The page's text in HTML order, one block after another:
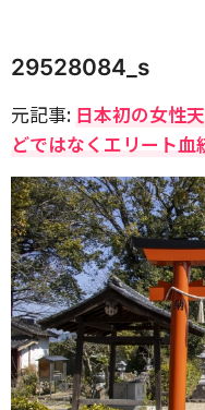
29528084_s
元記事: 日本初の女性
どではなくエリート血